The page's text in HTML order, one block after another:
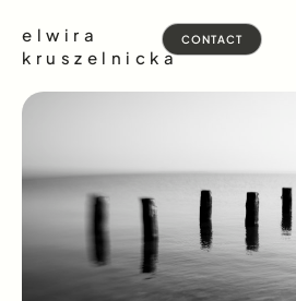
elwira
kruszelnicka
CONTACT